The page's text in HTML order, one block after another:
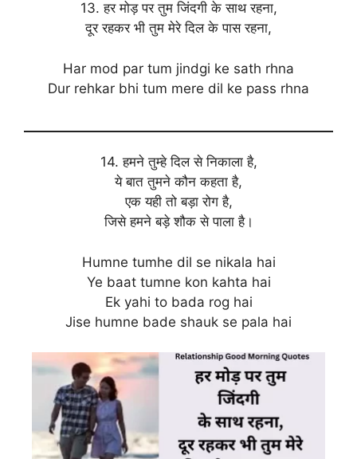
13. हर मोड़ पर तुम जिंदगी के साथ रहना,
दूर रहकर भी तुम मेरे दिल के पास रहना,
Har mod par tum jindgi ke sath rhna
Dur rehkar bhi tum mere dil ke pass rhna
14. हमने तुम्हे दिल से निकाला है,
ये बात तुमने कौन कहता है,
एक यही तो बड़ा रोग है,
जिसे हमने बड़े शौक से पाला है।
Humne tumhe dil se nikala hai
Ye baat tumne kon kahta hai
Ek yahi to bada rog hai
Jise humne bade shauk se pala hai